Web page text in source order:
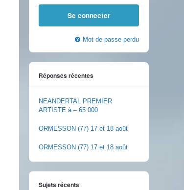
Mot de passe perdu
Réponses récentes
NEANDERTAL PREMIER
ARTISTE à – 65 000
ORMESSON (77) 17 et 18 août
ORMESSON (77) 17 et 18 août
Sujets récents